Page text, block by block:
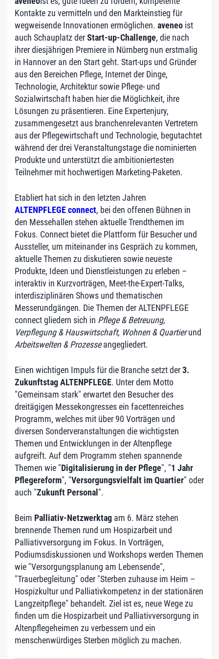
Kontakte zu vermitteln und den Markteinstieg für
wegweisende Innovationen ermöglichen. aveneo ist
auch Schauplatz derStart-up-Challenge, die nach
ihrer diesjährigen Premiere in Nürnberg nun erstmalig
in Hannover an den Start geht. Start-ups und Gründer
aus den Bereichen Pflege, Internet der Dinge,
Technologie, Architektur sowie Pflege- und
Sozialwirtschaft haben hier die Möglichkeit, ihre
Lösungen zu präsentieren. Eine Expertenjury,
zusammengesetzt aus branchenrelevanten Vertretern
aus der Pflegewirtschaft und Technologie, begutachtet
während der drei Veranstaltungstage die nominierten
Produkte und unterstützt die ambitioniertesten
Teilnehmer mit hochwertigen Marketing-Paketen.
Etabliert hat sich in den letzten Jahren
ALTENPFLEGE connect, bei den offenen Bühnen in
den Messehallen stehen aktuelle Trendthemen im
Fokus. Connect bietet die Plattform für Besucher und
Aussteller, um miteinander ins Gespräch zu kommen,
aktuelle Themen zu diskutieren sowie neueste
Produkte, Ideen und Dienstleistungen zu erleben –
interaktiv in Kurzvorträgen, Meet-the-Expert-Talks,
interdisziplinären Shows und thematischen
Messerundgängen. Die Themen der ALTENPFLEGE
connect gliedern sich in Pflege & Betreuung,
Verpflegung & Hauswirtschaft, Wohnen & Quartierund
Arbeitswelten & Prozesseangegliedert.
Einen wichtigen Impuls für die Branche setzt der3.
Zukunftstag ALTENPFLEGE. Unter dem Motto
"Gemeinsam stark" erwartet den Besucher des
dreitägigen Messekongresses ein facettenreiches
Programm, welches mit über 90 Vorträgen und
diversen Sonderveranstaltungen die wichtigsten
Themen und Entwicklungen in der Altenpflege
aufgreift. Auf dem Programm stehen spannende
Themen wie "Digitalisierung in der Pflege", "1 Jahr
Pflegereform", "Versorgungsvielfalt im Quartier" oder
auch "Zukunft Personal ".
Beim Palliativ-Netzwerktag am 6. März stehen
brennende Themen rund um Hospizarbeit und
Palliativversorgung im Fokus. In Vorträgen,
Podiumsdiskussionen und Workshops werden Themen
wie "Versorgungsplanung am Lebensende",
"Trauerbegleitung" oder "Sterben zuhause im Heim –
Hospizkultur und Palliativkompetenz in der stationären
Langzeitpflege" behandelt. Ziel ist es, neue Wege zu
finden um die Hospizarbeit und Palliativversorgung in
Altenpflegeheimen zu verbessern und ein
menschenwürdiges Sterben möglich zu machen.